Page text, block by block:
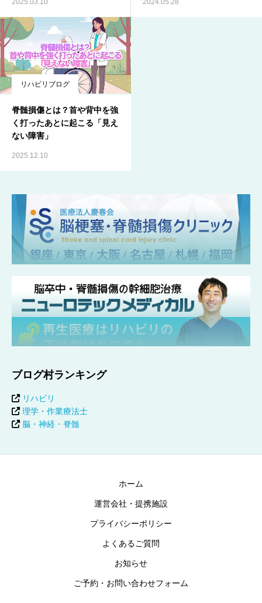
2025.03.10 2024.05.28
リハビリブログ
脊髄損傷とは？首や背中を強
く打ったあとに起こる「見え
ない障害」
2025.12.10
ブログ村ランキング
リハビリ
理学・作業療法士
脳・神経・脊髄
ホーム
運営会社・提携施設
プライバシーポリシー
よくあるご質問
お知らせ
ご予約・お問い合わせフォーム